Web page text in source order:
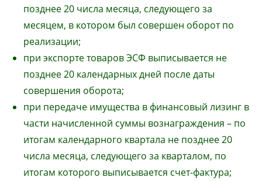
позднее 20 числа месяца, следующего за
месяцем, в котором был совершен оборот по
реализации;
при экспорте товаров ЭСФ выписывается не
позднее 20 календарных дней после даты
совершения оборота;
при передаче имущества в финансовый лизинг в
части начисленной суммы вознаграждения – по
итогам календарного квартала не позднее 20
числа месяца, следующего за кварталом, по
итогам которого выписывается счет-фактура;